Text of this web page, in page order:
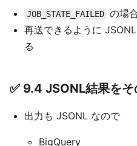
JOB_STATE_FAILED の場
再送できるように
る
✅ 9.4 JSONL結果を
出力も JSONL なので
BigQuery